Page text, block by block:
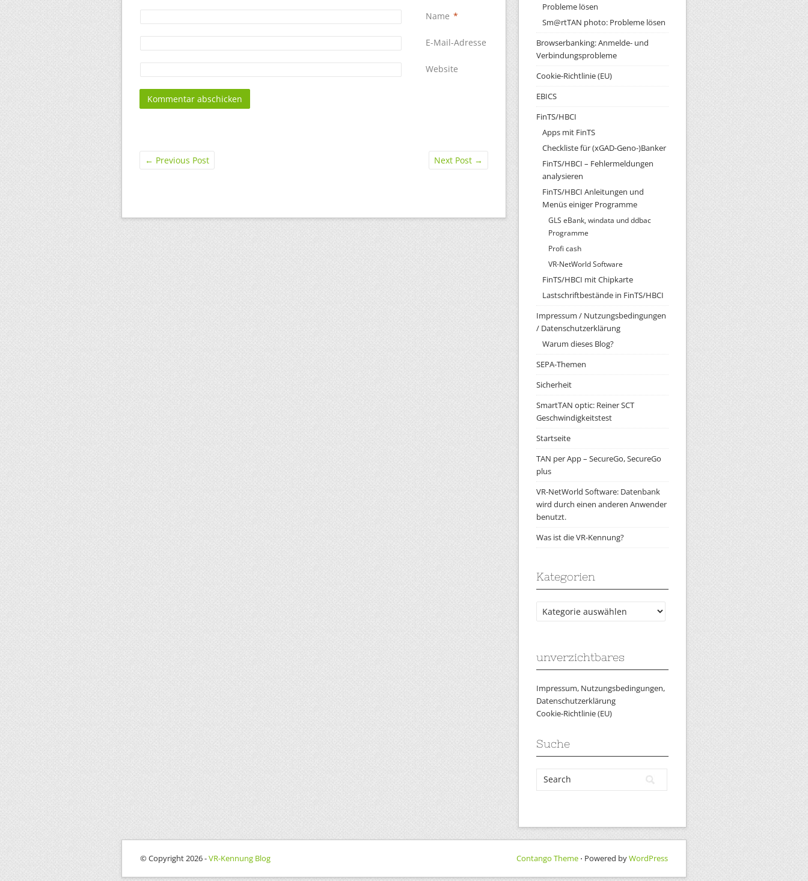
Name *
E-Mail-Adresse
Website
← Previous Post Next Post →
Probleme lösen
Sm@rtTAN photo: Probleme lösen
Browserbanking: Anmelde- und
Verbindungsprobleme
Cookie-Richtlinie (EU)
EBICS
FinTS/HBCI
Apps mit FinTS
Checkliste für (xGAD-Geno-)Banker
FinTS/HBCI – Fehlermeldungen
analysieren
FinTS/HBCI Anleitungen und
Menüs einiger Programme
GLS eBank, windata und ddbac
Programme
Profi cash
VR-NetWorld Software
FinTS/HBCI mit Chipkarte
Lastschriftbestände in FinTS/HBCI
Impressum / Nutzungsbedingungen
/ Datenschutzerklärung
Warum dieses Blog?
SEPA-Themen
Sicherheit
SmartTAN optic: Reiner SCT
Geschwindigkeitstest
Startseite
TAN per App – SecureGo, SecureGo
plus
VR-NetWorld Software: Datenbank
wird durch einen anderen Anwender
benutzt.
Was ist die VR-Kennung?
Kategorien
Kategorien
unverzichtbares
Impressum, Nutzungsbedingungen,
Datenschutzerklärung
Cookie-Richtlinie (EU)
Suche
© Copyright 2026 -VR-Kennung Blog Contango Theme ⋅ Powered byWordPress